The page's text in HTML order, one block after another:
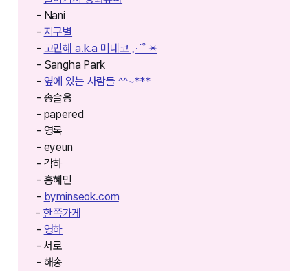
- Nani
- 지구별
- 고민혜 a.k.a 미네코 ⋰˚ ✴︎
- Sangha Park
- 옆에 있는 사람들 ^^~***
- 송슬옹
- papered
- 영록
- eyeun
- 각하
- 홍혜민
- byminseok.com⁠⁠⁠
⁠⁠⁠⁠- 한쪽가게⁠⁠⁠⁠⁠⁠⁠⁠
- 영하
- ⁠⁠서로
- 해송